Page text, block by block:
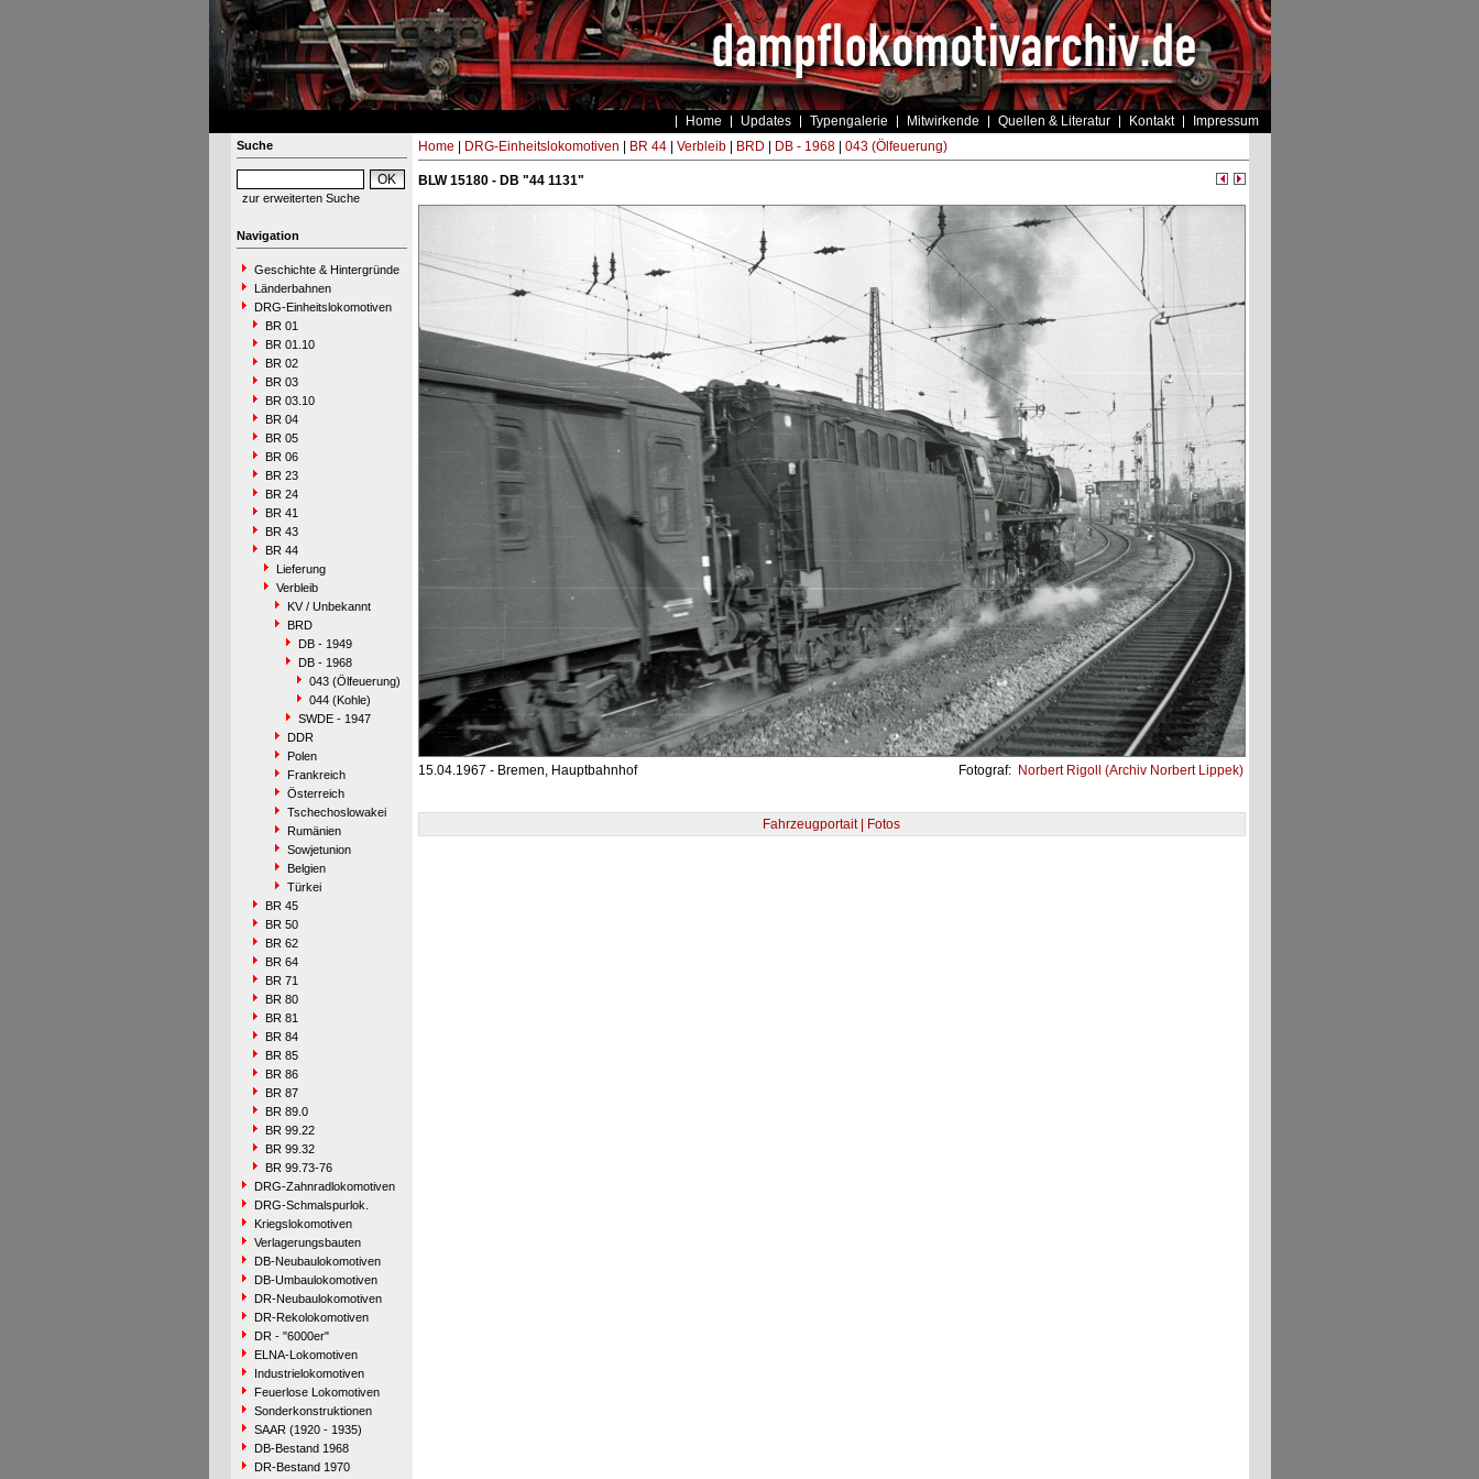
Home Updates Typengalerie Mitwirkende Quellen & Literatur Kontakt Impressum
Suche
zur erweiterten Suche
Navigation
Geschichte & Hintergründe
Länderbahnen
DRG-Einheitslokomotiven
BR 01
BR 01.10
BR 02
BR 03
BR 03.10
BR 04
BR 05
BR 06
BR 23
BR 24
BR 41
BR 43
BR 44
Lieferung
Verbleib
KV / Unbekannt
BRD
DB - 1949
DB - 1968
043 (Ölfeuerung)
044 (Kohle)
SWDE - 1947
DDR
Polen
Frankreich
Österreich
Tschechoslowakei
Rumänien
Sowjetunion
Belgien
Türkei
BR 45
BR 50
BR 62
BR 64
BR 71
BR 80
BR 81
BR 84
BR 85
BR 86
BR 87
BR 89.0
BR 99.22
BR 99.32
BR 99.73-76
DRG-Zahnradlokomotiven
DRG-Schmalspurlok.
Kriegslokomotiven
Verlagerungsbauten
DB-Neubaulokomotiven
DB-Umbaulokomotiven
DR-Neubaulokomotiven
DR-Rekolokomotiven
DR - "6000er"
ELNA-Lokomotiven
Industrielokomotiven
Feuerlose Lokomotiven
Sonderkonstruktionen
SAAR (1920 - 1935)
DB-Bestand 1968
DR-Bestand 1970
Home DRG-Einheitslokomotiven BR 44| Verbleib| BRD DB - 1968| 043 (Ölfeuerung)
BLW 15180 - DB "44 1131"
15.04.1967 - Bremen, Hauptbahnhof Fotograf: Norbert Rigoll (Archiv Norbert Lippek)
Fahrzeugportait | Fotos